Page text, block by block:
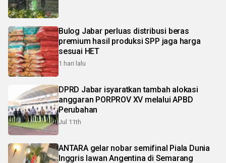
Bulog Jabar perluas distribusi beras
premium hasil produksi SPP jaga harga
sesuai HET
1 hari lalu
DPRD Jabar isyaratkan tambah alokasi
anggaran PORPROV XV melalui APBD
Perubahan
Jul 11th
ANTARA gelar nobar semifinal Piala Dunia
Inggris lawan Angentina di Semarang